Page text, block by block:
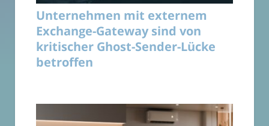
Unternehmen mit externem
Exchange-Gateway sind von
kritischer Ghost-Sender-Lücke
betroffen